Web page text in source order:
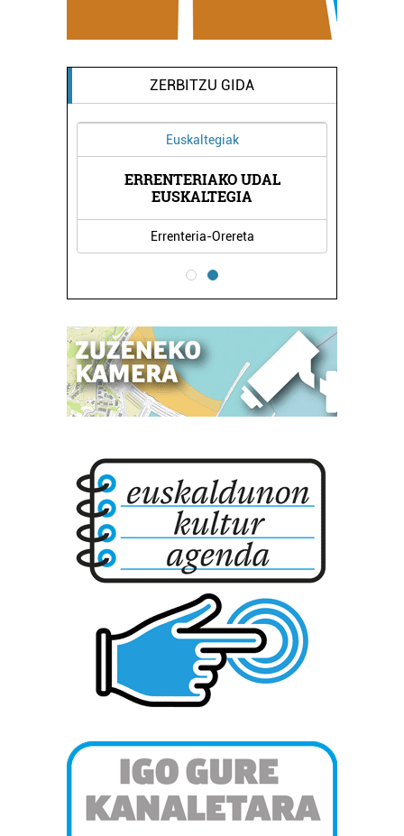
ZERBITZU GIDA
Euskaltegiak
ERRENTERIAKO UDAL
EUSKALTEGIA
Errenteria-Orereta